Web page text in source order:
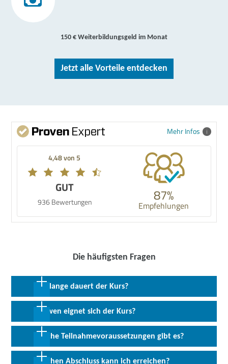
150 € Weiterbildungsgeld im Monat
Jetzt alle Vorteile entdecken
Mehr Infos
4,48 von 5
GUT
936 Bewertungen 87%
Empfehlungen
Die häufigsten Fragen
Wie lange dauert der Kurs?
33 Monate in Teilzeit inkl. 12 Monate Praktikum
Für wen eignet sich der Kurs?
Diese Umschulung eignet sich insbesondere für Arbeitssuchende
mit oder ohne Berufsausbildung, die sich für eine Tätigkeit im
Gesundheitsbereich interessieren.
Welche Teilnahmevoraussetzungen gibt es?
Vorausgesetzt werden Deutschkenntnisse auf dem Niveau B2
Welchen Abschluss kann ich erreichen?